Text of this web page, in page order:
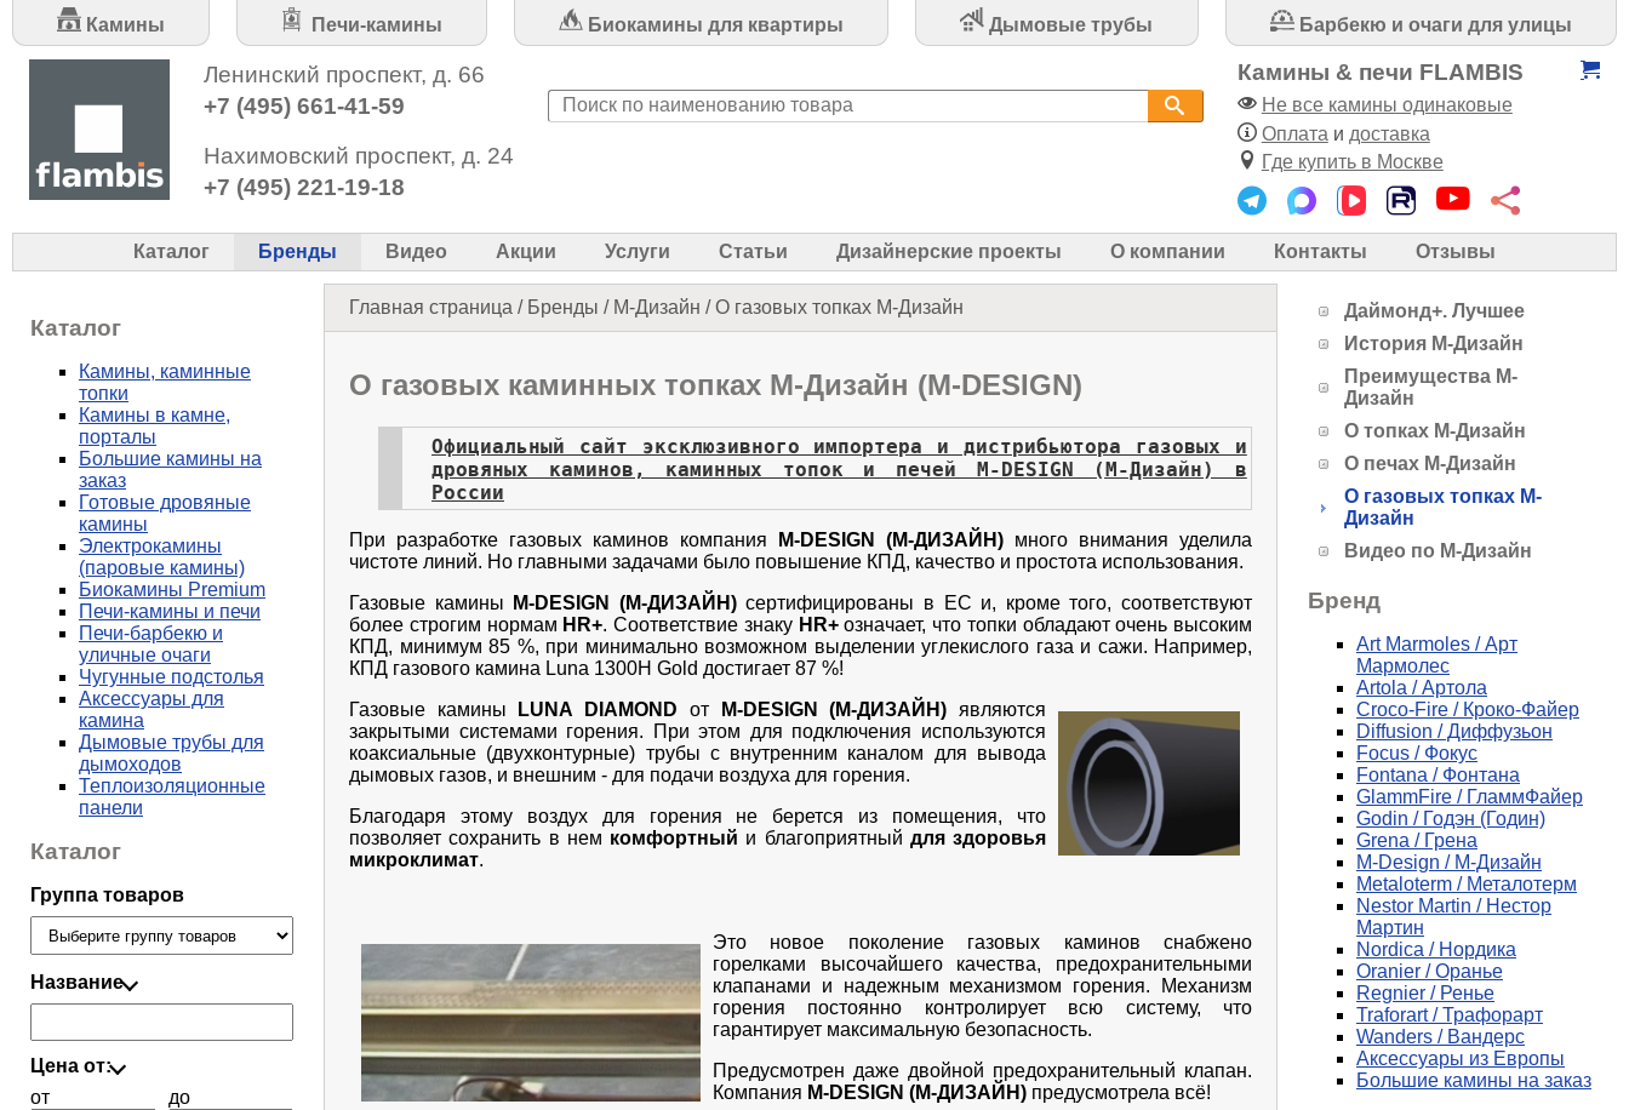
Камины Печи-камины Биокамины для квартиры Дымовые трубы Барбекю и очаги для улицы
Ленинский проспект, д. 66
+7 (495) 661-41-59
Нахимовский проспект, д. 24
+7 (495) 221-19-18
Камины & печи FLAMBIS
Не все камины одинаковые
Оплата и доставка
Где купить в Москве
Каталог Бренды Видео Акции Услуги Статьи Дизайнерские проекты О компании Контакты Отзывы
Главная страница / Бренды / М-Дизайн /О газовых топках М-Дизайн
О газовых каминных топках М-Дизайн (M-DESIGN)
Официальный сайт эксклюзивного импортера и дистрибьютора газовых и
дровяных каминов, каминных топок и печей M-DESIGN (М-Дизайн) в
России
При разработке газовых каминов компания M-DESIGN (М-ДИЗАЙН) много внимания уделила
чистоте линий. Но главными задачами было повышение КПД, качество и простота использования.
Газовые камины
M-DESIGN (М-ДИЗАЙН)сертифицированы в ЕС и, кроме того, соответствуют
более строгим нормам HR+. Соответствие знаку HR+означает, что топки обладают очень высоким
КПД, минимум 85 %, при минимально возможном выделении углекислого газа и сажи. Например,
КПД газового камина Luna 1300H Gold достигает 87 %!
Газовые камины
LUNA DIAMOND от M-DESIGN (М-ДИЗАЙН) являются
закрытыми системами горения. При этом для подключения используются
коаксиальные (двухконтурные) трубы с внутренним каналом для вывода
дымовых газов, и внешним - для подачи воздуха для горения.
Благодаря этому воздух для горения не берется из помещения, что
позволяет сохранить в нем комфортный и благоприятный для здоровья
микроклимат.
Это новое поколение газовых каминов снабжено
горелками высочайшего качества, предохранительными
клапанами и надежным механизмом горения. Механизм
горения постоянно контролирует всю систему, что
гарантирует максимальную безопасность.
Предусмотрен даже двойной предохранительный клапан.
Компания M-DESIGN (М-ДИЗАЙН) предусмотрела всё!
Каталог
Камины, каминные
топки
Камины в камне,
порталы
Большие камины на
заказ
Готовые дровяные
камины
Электрокамины
(паровые камины)
Биокамины Premium
Печи-камины и печи
Печи-барбекю и
уличные очаги
Чугунные подстолья
Аксессуары для
камина
Дымовые трубы для
дымоходов
Теплоизоляционные
панели
Каталог
Группа товаров
Название
Цена от:
от
до
Даймонд+. Лучшее
История М-Дизайн
Преимущества М-
Дизайн
О топках М-Дизайн
О печах М-Дизайн
О газовых топках М-
Дизайн
Видео по М-Дизайн
Бренд
Art Marmoles / Арт
Мармолес
Artola / Артола
Croco-Fire / Кроко-Файер
Diffusion / Диффузьон
Focus / Фокус
Fontana / Фонтана
GlammFire / ГламмФайер
Godin / Годэн (Годин)
Grena / Грена
M-Design / М-Дизайн
Metaloterm / Металотерм
Nestor Martin / Нестор
Мартин
Nordica / Нордика
Oranier / Оранье
Regnier / Ренье
Traforart / Трафорарт
Wanders / Вандерс
Аксессуары из Европы
Большие камины на заказ